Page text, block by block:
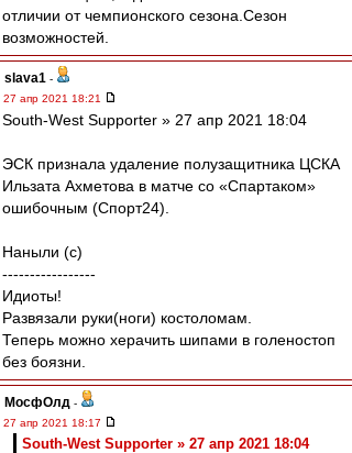
отличии от чемпионского сезона.Сезон
возможностей.
slava1 -
27 апр 2021 18:21
South-West Supporter » 27 апр 2021 18:04
ЭСК признала удаление полузащитника ЦСКА
Ильзата Ахметова в матче со «Спартаком»
ошибочным (Спорт24).
Наныли (с)
-----------------
Идиоты!
Развязали руки(ноги) костоломам.
Теперь можно херачить шипами в голеностоп
без боязни.
МосфОлд -
27 апр 2021 18:17
South-West Supporter » 27 апр 2021 18:04